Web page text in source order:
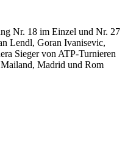
Nr. 18 im Einzel und Nr. 27
Lendl, Goran Ivanisevic,
Sieger von ATP-Turnieren
Madrid und Rom